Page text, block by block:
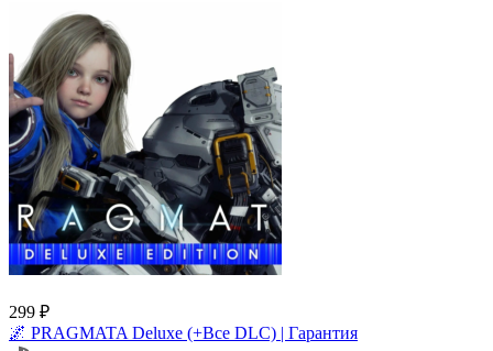
299 ₽
🌌 PRAGMATA Deluxe (+Все DLC) | Гарантия